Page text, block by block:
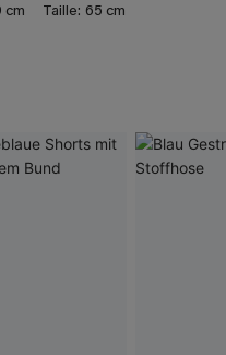
cm Taille: 65 cm